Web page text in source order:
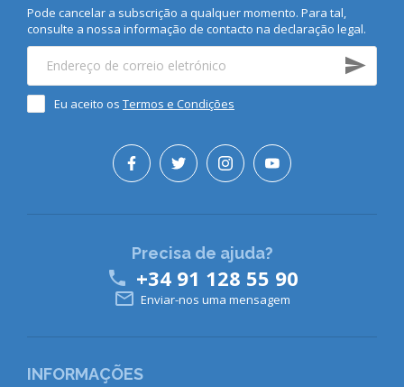
Pode cancelar a subscrição a qualquer momento. Para tal,
consulte a nossa informação de contacto na declaração legal.
Eu aceito os Termos e Condições
INFORMAÇÕES
Precisa de ajuda?
 +34 91 128 55 90
 Enviar-nos uma mensagem